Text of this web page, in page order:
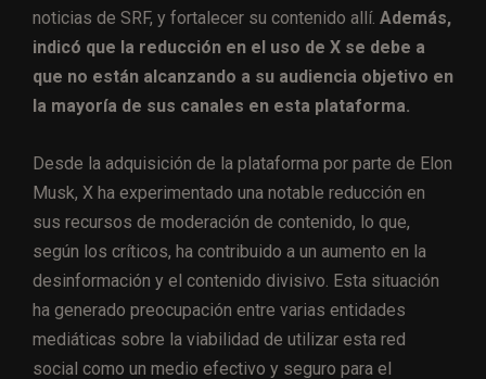
noticias de SRF, y fortalecer su contenido allí. Además,
indicó que la reducción en el uso de X se debe a
que no están alcanzando a su audiencia objetivo en
la mayoría de sus canales en esta plataforma.
Desde la adquisición de la plataforma por parte de Elon
Musk, X ha experimentado una notable reducción en
sus recursos de moderación de contenido, lo que,
según los críticos, ha contribuido a un aumento en la
desinformación y el contenido divisivo. Esta situación
ha generado preocupación entre varias entidades
mediáticas sobre la viabilidad de utilizar esta red
social como un medio efectivo y seguro para el